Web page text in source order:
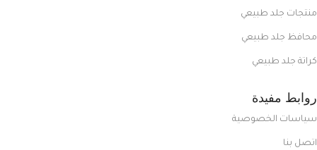
منتجات جلد طبيعي
محافظ جلد طبيعي
كراتة جلد طبيعي
روابط مفيدة
سياسات الخصوصية
اتصل بنا